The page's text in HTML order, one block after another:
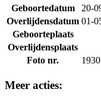
Geboortedatum
20-
Overlijdensdatum 01-
Geboorteplaats
Overlijdensplaats
Foto nr.
1930
Meer acties: